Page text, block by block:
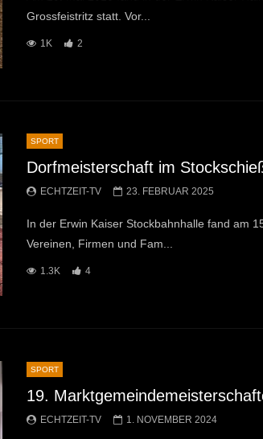
Später Ansehen
Grossfeistritz statt. Vor...
1K 2
Später Ansehen
SPORT
Dorfmeisterschaft im
ECHTZEIT-TV 23. FEBRUAR 2025
In der Erwin Kaiser Stockbahnhalle fand am
Vereinen, Firmen und Fam...
1.3K 4
SPORT
19.
ECHTZEIT-TV 1. NOVEMBER 2024